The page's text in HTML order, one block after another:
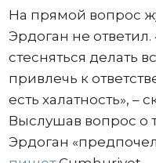
На прямой вопрос
Эрдоган не
стесняться делать
привлечь к
есть халатность», –
Выслушав вопрос о
Эрдоган